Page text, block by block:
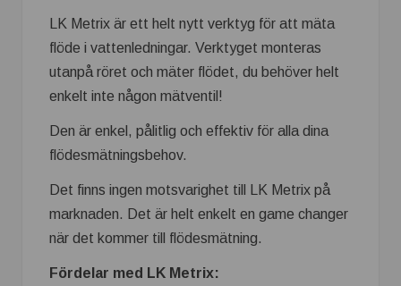
LK Metrix är ett helt nytt verktyg för att mäta
flöde i vattenledningar. Verktyget monteras
utanpå röret och mäter flödet, du behöver helt
enkelt inte någon mätventil!
Den är enkel, pålitlig och effektiv för alla dina
flödesmätningsbehov.
Det finns ingen motsvarighet till LK Metrix på
marknaden. Det är helt enkelt en game changer
när det kommer till flödesmätning.
Fördelar med LK Metrix: